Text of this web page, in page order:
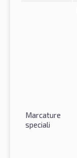
Marcature
speciali